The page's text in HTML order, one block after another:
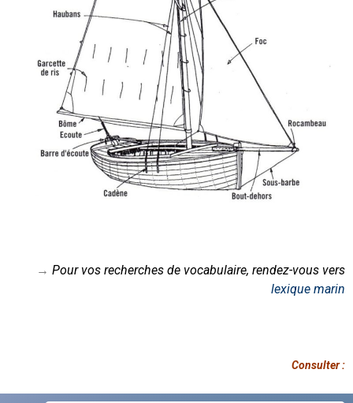
→ Pour vos recherches de vocabulaire, rendez-vous vers
lexique marin
Consulter :